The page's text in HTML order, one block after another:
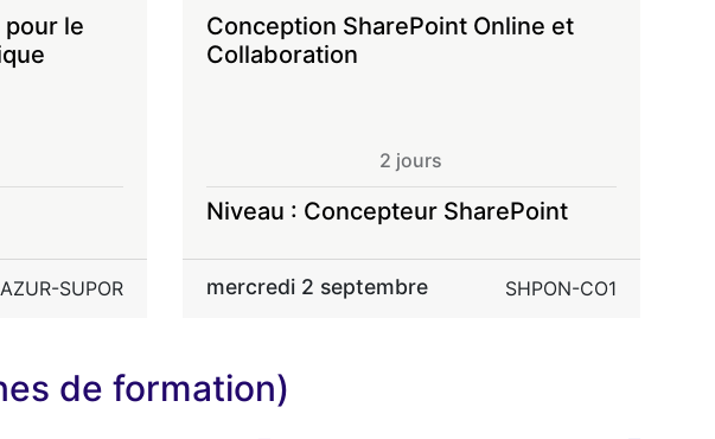
pour le
AZUR-SUPOR
Conception SharePoint Online et
Collaboration
2 jours
Niveau : Concepteur SharePoint
mercredi 2 septembre SHPON-CO1
de formation)